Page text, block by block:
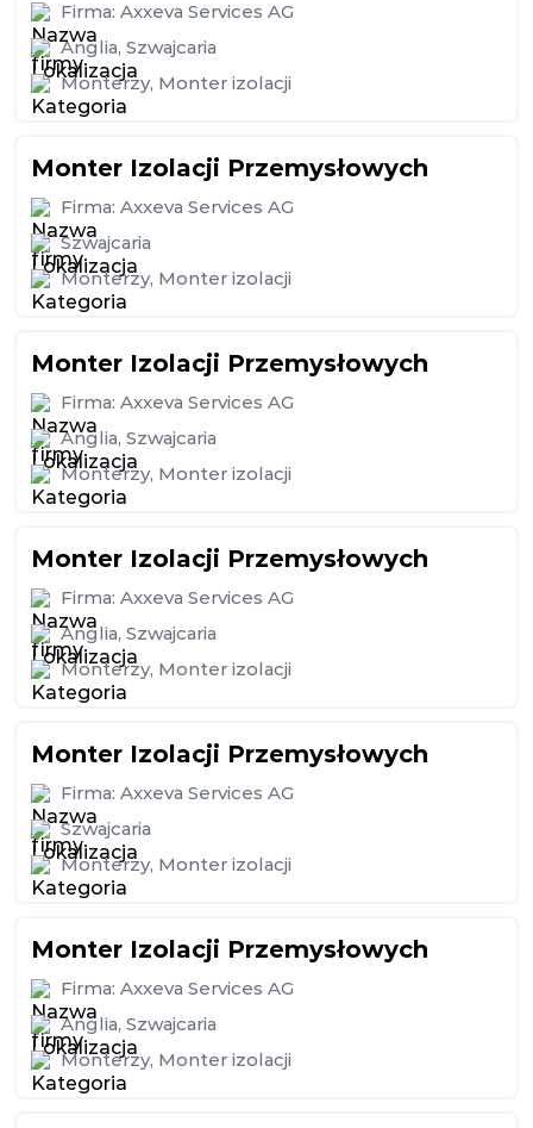
Firma: Axxeva Services AG
Anglia, Szwajcaria
Monterzy, Monter izolacji
Monter Izolacji Przemysłowych
Firma: Axxeva Services AG
Szwajcaria
Monterzy, Monter izolacji
Monter Izolacji Przemysłowych
Firma: Axxeva Services AG
Anglia, Szwajcaria
Monterzy, Monter izolacji
Monter Izolacji Przemysłowych
Firma: Axxeva Services AG
Anglia, Szwajcaria
Monterzy, Monter izolacji
Monter Izolacji Przemysłowych
Firma: Axxeva Services AG
Szwajcaria
Monterzy, Monter izolacji
Monter Izolacji Przemysłowych
Firma: Axxeva Services AG
Anglia, Szwajcaria
Monterzy, Monter izolacji